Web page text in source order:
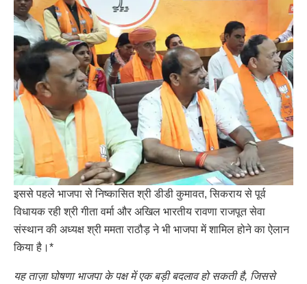
इससे पहले भाजपा से निष्कासित श्री डीडी कुमावत, सिकराय से पूर्व
विधायक रही श्री गीता वर्मा और अखिल भारतीय रावणा राजपूत सेवा
संस्थान की अध्यक्ष श्री ममता राठौड़ ने भी भाजपा में शामिल होने का ऐलान
किया है।*
यह ताज़ा घोषणा भाजपा के पक्ष में एक बड़ी बदलाव हो सकती है, जिससे